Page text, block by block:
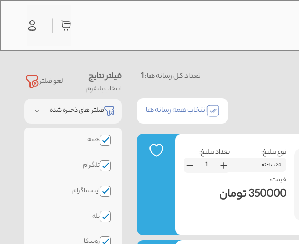
لغو فیلتر فیلتر نتایج
انتخاب پلتفرم
فیلتر های ذخیره شده
همه
تلگرام
اینستاگرام
بله
روبیکا
تعداد کل رسانه ها:1
انتخاب همه رسانه ها
نوع تبلیغ:
24 ساعته
تعداد تبلیغ:
قیمت:
350000 تومان